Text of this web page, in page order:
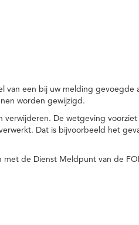
een bij uw melding gevoegde
worden gewijzigd.
verwijderen. De wetgeving
Dat is bijvoorbeeld het
de Dienst Meldpunt van de